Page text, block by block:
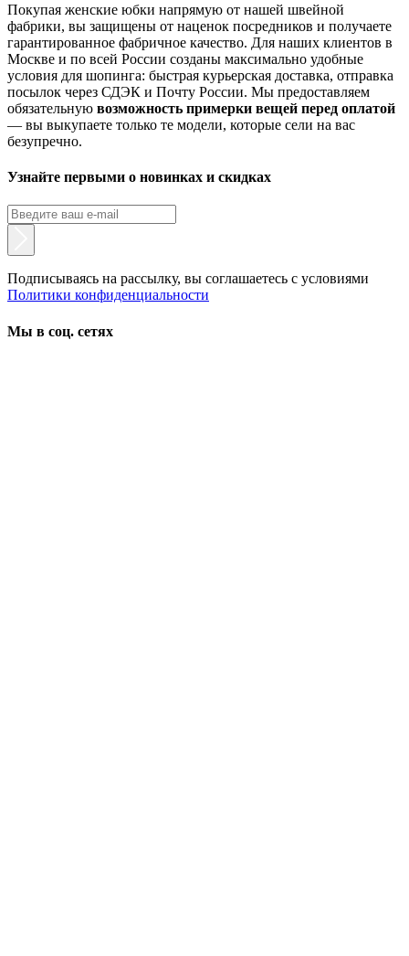
Покупая женские юбки напрямую от нашей швейной
фабрики, вы защищены от наценок посредников и получаете
гарантированное фабричное качество. Для наших клиентов в
Москве и по всей России созданы максимально удобные
условия для шопинга: быстрая курьерская доставка, отправка
посылок через СДЭК и Почту России. Мы предоставляем
обязательную возможность примерки вещей перед оплатой
— вы выкупаете только те модели, которые сели на вас
безупречно.
Узнайте первыми о новинках и скидках
Подписываясь на рассылку, вы соглашаетесь с условиями
Политики конфиденциальности
Мы в соц. сетях